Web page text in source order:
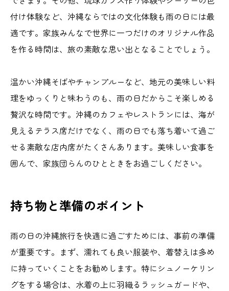
付け体験など、沖縄ならではの文化体験も雨の日には最
適です。家族みんなで世界に一つだけのオリジナル作品
を作る時間は、旅の素敵な思い出となることでしょう。
温かい沖縄そばやチャンプルーなど、地元の美味しい料
理をゆっくりと味わうのも、雨の日だからこそ楽しめる
贅沢な時間です。沖縄のカフェやレストランには、海が
見えるテラス席だけでなく、雨の日でも落ち着いて過ご
せる素敵な店内席がたくさんあります。美味しい食事を
囲んで、家族団らんのひとときをお過ごしください。
持ち物と準備のポイント
雨の日の沖縄旅行を快適に過ごすためには、事前の準備
が重要です。まず、濡れても良い服装や、着替えは多め
に持っていくことをお勧めします。特にシュノーケリン
グをする場合は、水着の上に羽織るラッシュガードや、